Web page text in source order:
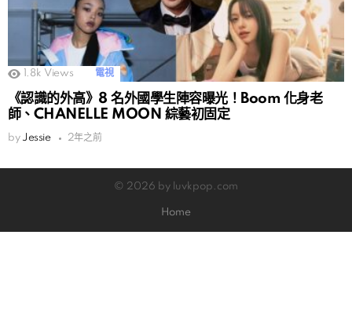
1.8k Views 電視
《認識的外高》8 名外國學生陣容曝光！Boom 化身老
師、CHANELLE MOON 綜藝初固定
by Jessie 2年之前
© 2026 by luvkpop.com
Home